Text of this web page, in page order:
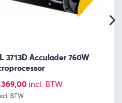
3713D Acculader 760W
369,00Huidige
incl. BTW
BTW